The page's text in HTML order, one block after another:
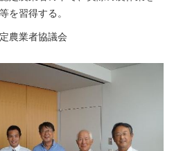
を習得する。
農業者協議会